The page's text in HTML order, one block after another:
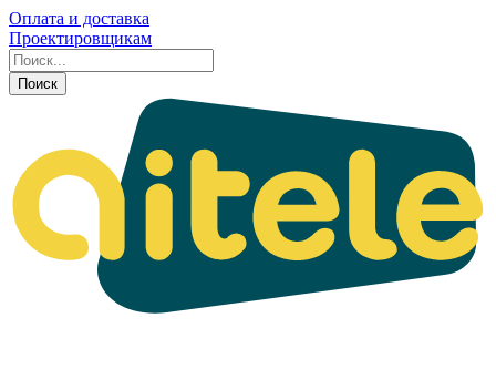
Оплата и доставка
Проектировщикам
Поиск